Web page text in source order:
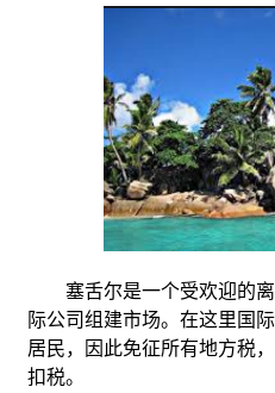
塞舌尔是一个受欢迎的离
际公司组建市场。在这里国
居民，因此免征所有地方税
扣税。